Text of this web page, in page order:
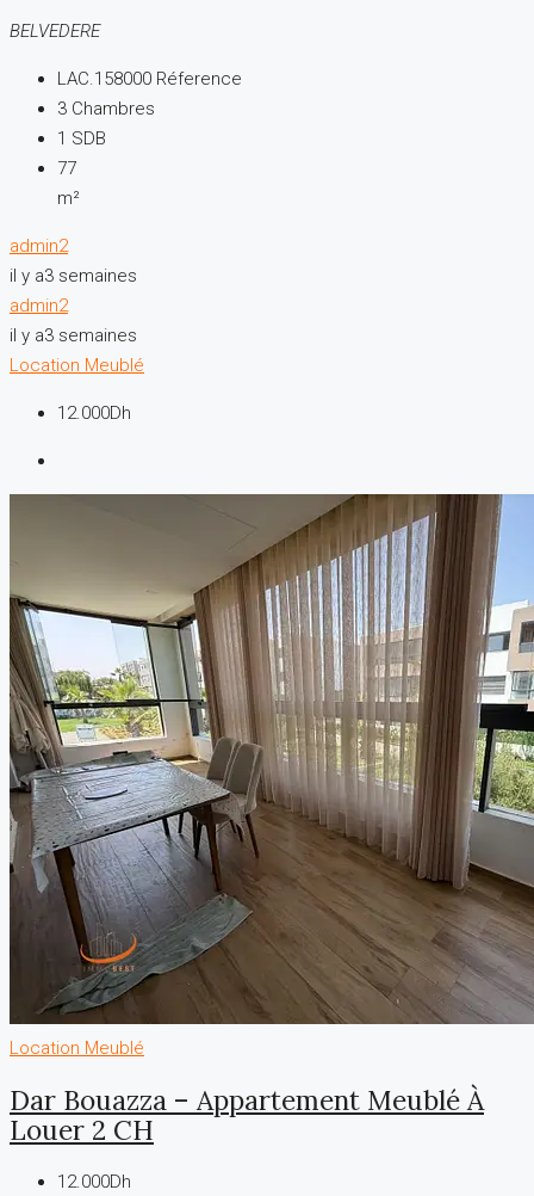
BELVEDERE
LAC.158000 Réference
3 Chambres
1 SDB
77
m²
admin2
il y a3 semaines
admin2
il y a3 semaines
Location Meublé
12.000Dh
Location Meublé
Dar Bouazza – Appartement Meublé À
Louer 2 CH
12.000Dh